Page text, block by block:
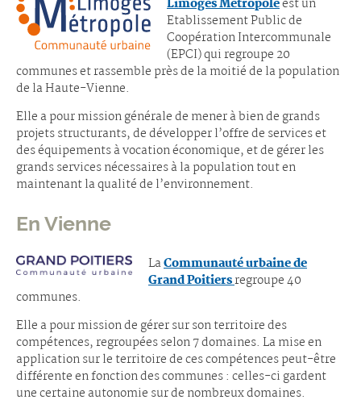
Etablissement Public de
Coopération Intercommunale
(EPCI) qui regroupe 20
communes et rassemble près de la moitié de la population
de la Haute-Vienne.
Elle a pour mission générale de mener à bien de grands
projets structurants, de développer l’offre de services et
des équipements à vocation économique, et de gérer les
grands services nécessaires à la population tout en
maintenant la qualité de l’environnement.
En Vienne
LaCommunauté urbaine de
Grand Poitiersregroupe 40
communes.
Elle a pour mission de gérer sur son territoire des
compétences, regroupées selon 7 domaines. La mise en
application sur le territoire de ces compétences peut-être
différente en fonction des communes : celles-ci gardent
une certaine autonomie sur de nombreux domaines.